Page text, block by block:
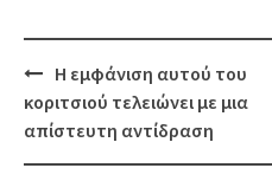
Post
navigation
Η εμφάνιση αυτού του
κοριτσιού τελειώνει με μια
απίστευτη αντίδραση